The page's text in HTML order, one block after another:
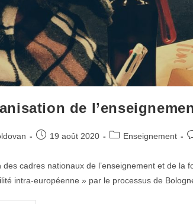
de
19 août 2020 Enseignement
des cadres nationaux de l’enseignement et de
intra-européenne » par le processus de